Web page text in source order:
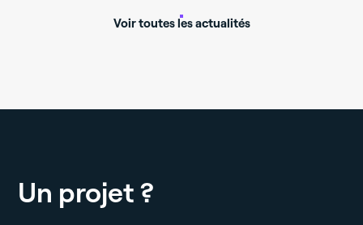
Voir toutes les actualités
Un projet ?